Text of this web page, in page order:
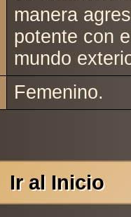
manera
potente con el
mundo
Femenino.
Ir al Inicio